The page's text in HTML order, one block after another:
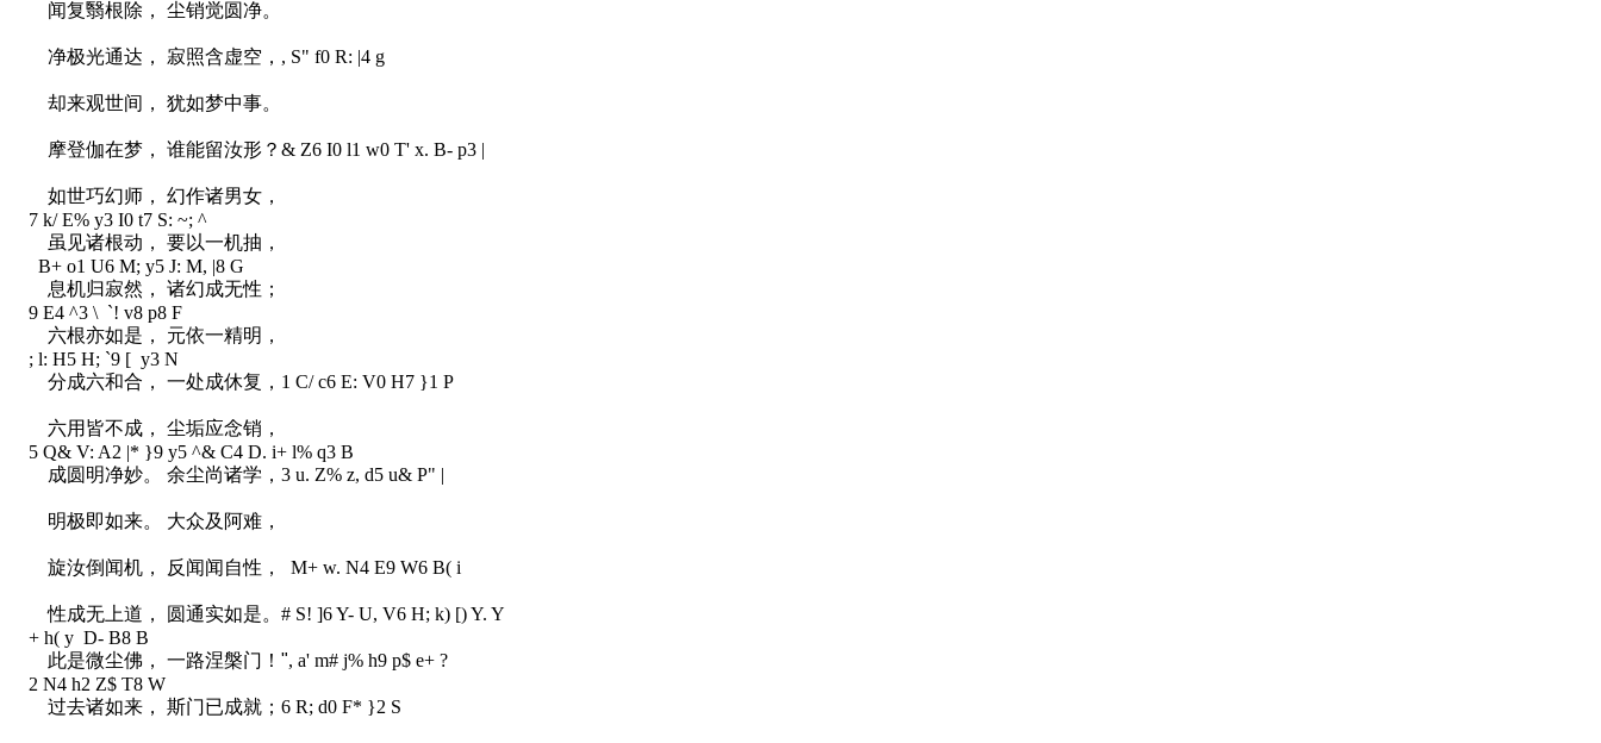
闻复翳根除， 尘销觉圆净。
净极光通达， 寂照含虚空， , S" f0 R: |4 g
却来观世间， 犹如梦中事。
摩登伽在梦， 谁能留汝形？ & Z6 I0 l1 w0 T' x. B- p3 |
如世巧幻师， 幻作诸男女，
7 k/ E% y3 I0 t7 S: ~; ^
虽见诸根动， 要以一机抽，
B+ o1 U6 M; y5 J: M, |8 G
息机归寂然， 诸幻成无性；
9 E4 ^3 \ `! v8 p8 F
六根亦如是， 元依一精明，
; l: H5 H; `9 [ y3 N
分成六和合， 一处成休复， 1 C/ c6 E: V0 H7 }1 P
六用皆不成， 尘垢应念销，
5 Q& V: A2 |* }9 y5 ^& C4 D. i+ l% q3 B
成圆明净妙。 余尘尚诸学， 3 u. Z% z, d5 u& P" |
明极即如来。 大众及阿难，
旋汝倒闻机， 反闻闻自性， M+ w. N4 E9 W6 B( i
性成无上道， 圆通实如是。 # S! ]6 Y- U, V6 H; k) [) Y. Y
+ h( y D- B8 B
此是微尘佛， 一路涅槃门！", a' m# j% h9 p$ e+ ?
2 N4 h2 Z$ T8 W
过去诸如来， 斯门已成就； 6 R; d0 F* }2 S